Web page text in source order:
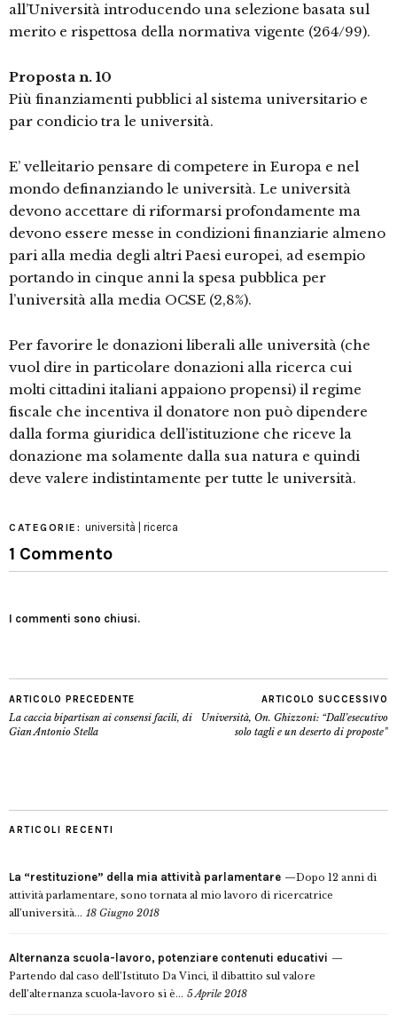
all’Università introducendo una selezione basata sul
merito e rispettosa della normativa vigente (264/99).
Proposta n. 10
Più finanziamenti pubblici al sistema universitario e
par condicio tra le università.
E’ velleitario pensare di competere in Europa e nel
mondo definanziando le università. Le università
devono accettare di riformarsi profondamente ma
devono essere messe in condizioni finanziarie almeno
pari alla media degli altri Paesi europei, ad esempio
portando in cinque anni la spesa pubblica per
l’università alla media OCSE (2,8%).
Per favorire le donazioni liberali alle università (che
vuol dire in particolare donazioni alla ricerca cui
molti cittadini italiani appaiono propensi) il regime
fiscale che incentiva il donatore non può dipendere
dalla forma giuridica dell’istituzione che riceve la
donazione ma solamente dalla sua natura e quindi
deve valere indistintamente per tutte le università.
CATEGORIE: università | ricerca
1 Commento
I commenti sono chiusi.
ARTICOLO PRECEDENTE
La caccia bipartisan ai consensi facili, di
Gian Antonio Stella
ARTICOLO SUCCESSIVO
Università, On. Ghizzoni: “Dall’esecutivo
solo tagli e un deserto di proposte”
ARTICOLI RECENTI
La “restituzione” della mia attività parlamentare
Dopo 12 anni di
attività parlamentare, sono tornata al mio lavoro di ricercatrice
all’università... 18 Giugno 2018
Alternanza scuola-lavoro, potenziare contenuti educativi
Partendo dal caso dell’Istituto Da Vinci, il dibattito sul valore
dell’alternanza scuola-lavoro si è... 5 Aprile 2018